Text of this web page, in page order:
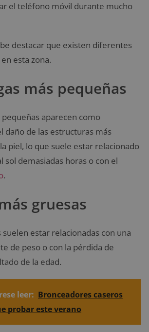
el teléfono móvil durante mucho
destacar que existen diferentes
esta zona.
más pequeñas
pequeñas aparecen como
daño de las estructuras más
piel, lo que suele estar relacionado
sol demasiadas horas o con el
.
gruesas
suelen estar relacionadas con una
de peso o con la pérdida de
de la edad.
leer: Bronceadores caseros
probar este verano